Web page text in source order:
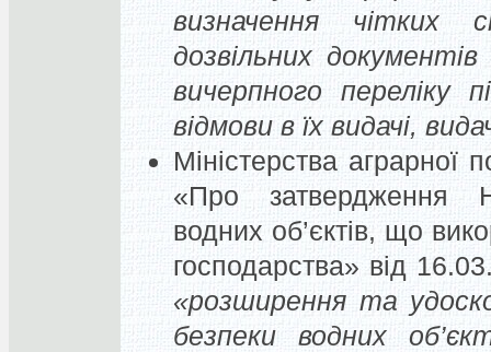
визначення
дозвільних
вичерпного переліку
відмови в їх видачі,
Міністерства аграрної
«Про затвердження
водних об’єктів, що
господарства» від
«розширення та
безпеки водних